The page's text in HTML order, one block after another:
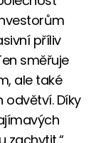
příliv
směřuje
ale také
Díky